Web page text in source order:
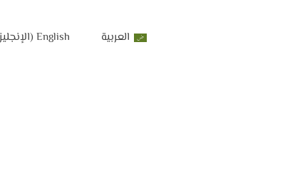
العربية English
(